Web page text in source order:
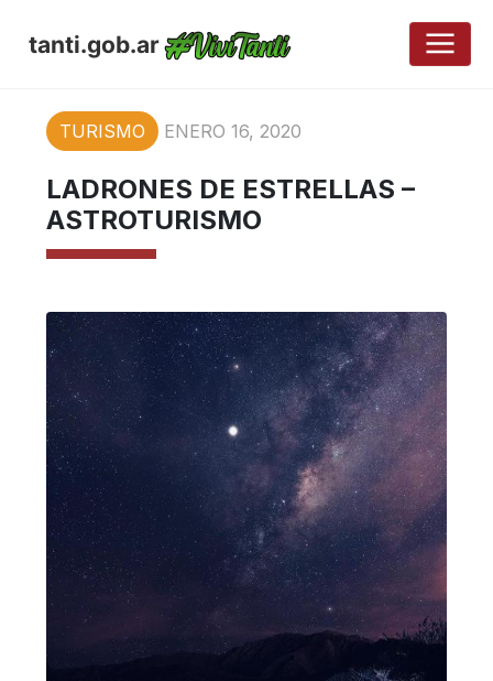
tanti.gob.ar
TURISMO ENERO 16, 2020
LADRONES DE ESTRELLAS –
ASTROTURISMO